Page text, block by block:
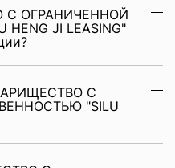
С ОГРАНИЧЕННОЙ
JI LEASING"
С
"SILU